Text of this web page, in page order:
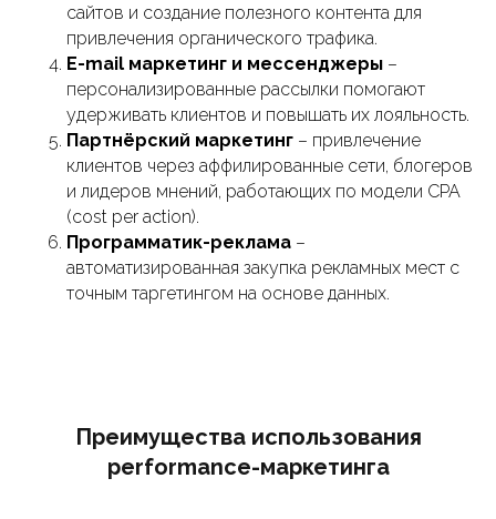
сайтов и создание полезного контента для
привлечения органического трафика.
E-mail маркетинг и мессенджеры –
персонализированные рассылки помогают
удерживать клиентов и повышать их лояльность.
Партнёрский маркетинг – привлечение
клиентов через аффилированные сети, блогеров
и лидеров мнений, работающих по модели CPA
(cost per action).
Программатик-реклама –
автоматизированная закупка рекламных мест с
точным таргетингом на основе данных.
Преимущества использования
performance-маркетинга